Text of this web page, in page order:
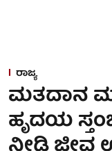
ರಾಜ್ಯ
ಮತದಾನ
ಹೃದಯ